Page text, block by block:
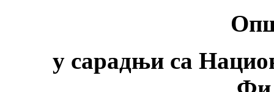
у сарадњи са